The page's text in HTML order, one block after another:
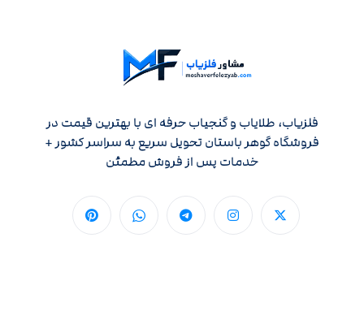
فلزیاب، طلایاب و گنجیاب حرفه ای با بهترین قیمت در
فروشگاه گوهر باستان تحویل سریع به سراسر کشور +
خدمات پس از فروش مطمئن